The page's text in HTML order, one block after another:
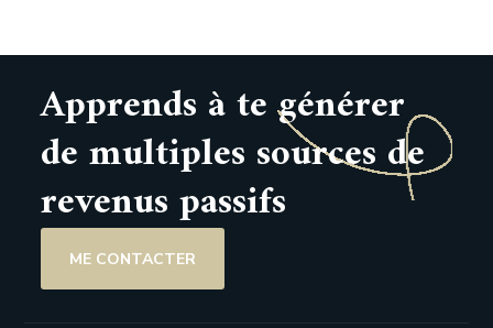
Apprends à te générer
de multiples sources de
revenus passifs
ME CONTACTER